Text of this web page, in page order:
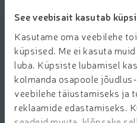
See veebisait kasutab
Kasutame oma veebilehe
küpsised. Me ei kasuta
luba. Küpsiste lubamisel
kolmanda osapoole
veebilehe täiustamiseks ja
reklaamide edastamiseks.